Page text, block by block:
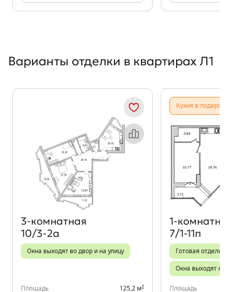
Варианты отделки в квартирах Л1
3‑комнатная
10/3-2а
Окна выходят во двор и на улицу
Площадь 125,2 м2
Кухня в подарок
7/1-11п
Готовая отделка
Окна выходят на
Площадь